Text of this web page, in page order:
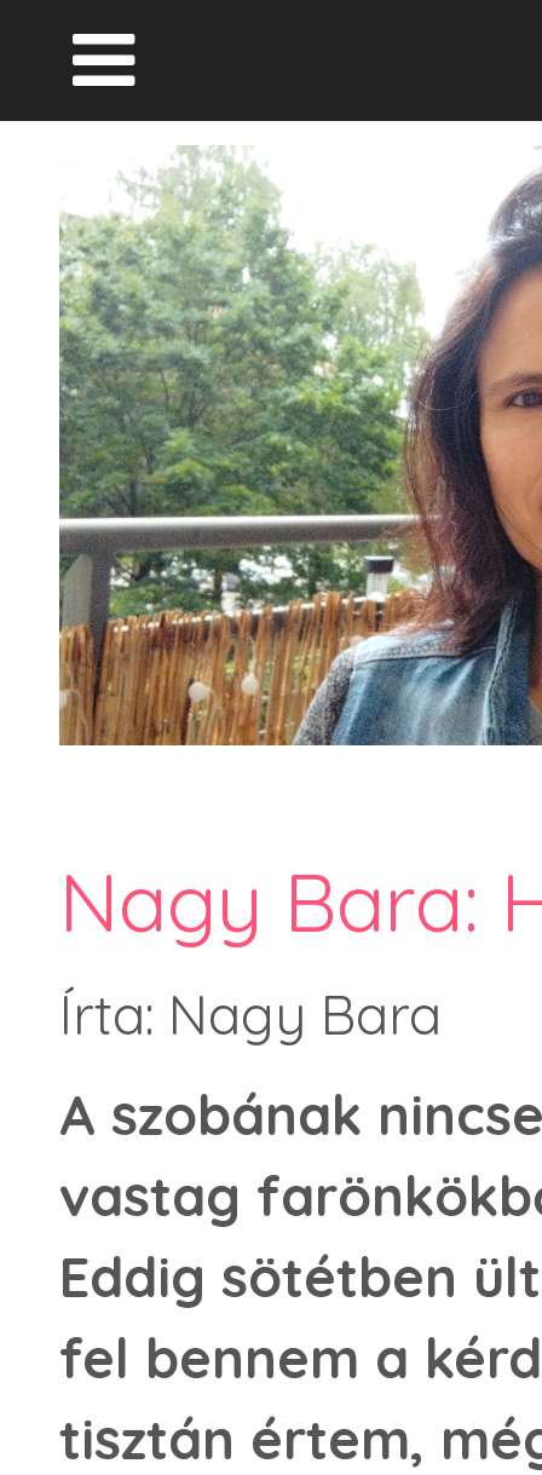
Nagy Bara:
Írta: Nagy Bara
A szobának
vastag
Eddig sötétben
fel bennem a
tisztán értem,